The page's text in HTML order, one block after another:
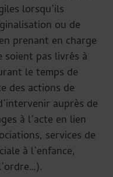
lorsqu’ils
ou de
prenant en charge
soient pas livrés à
le temps de
des actions de
auprès de
à l’acte en lien
services de
à l’enfance,